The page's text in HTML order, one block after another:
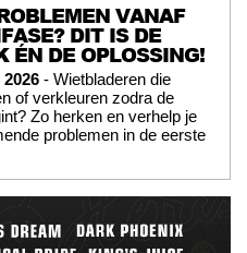
VANAF
DIT IS DE
ÉN DE OPLOSSING!
- Wietbladeren die
of verkleuren zodra de
Zo herken en verhelp je
problemen in de eerste